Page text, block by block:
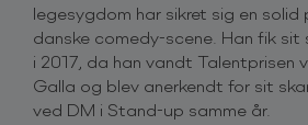
legesygdom har sikret sig en solid
danske comedy-scene. Han fik sit
i 2017, da han vandt Talentprisen
Galla og blev anerkendt for sit
ved DM i Stand-up samme år.